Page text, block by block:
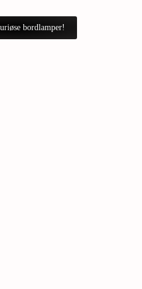
bordlamper!